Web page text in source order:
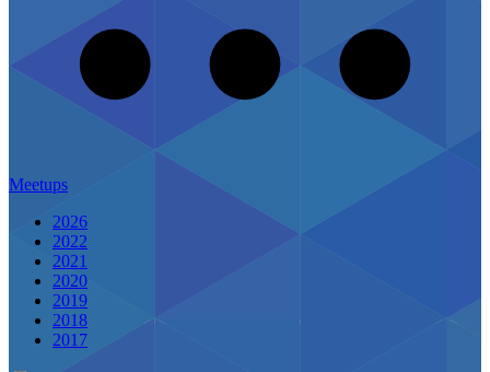
Meetups
2026
2022
2021
2020
2019
2018
2017